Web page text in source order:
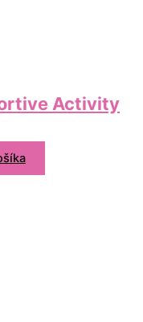
Activity